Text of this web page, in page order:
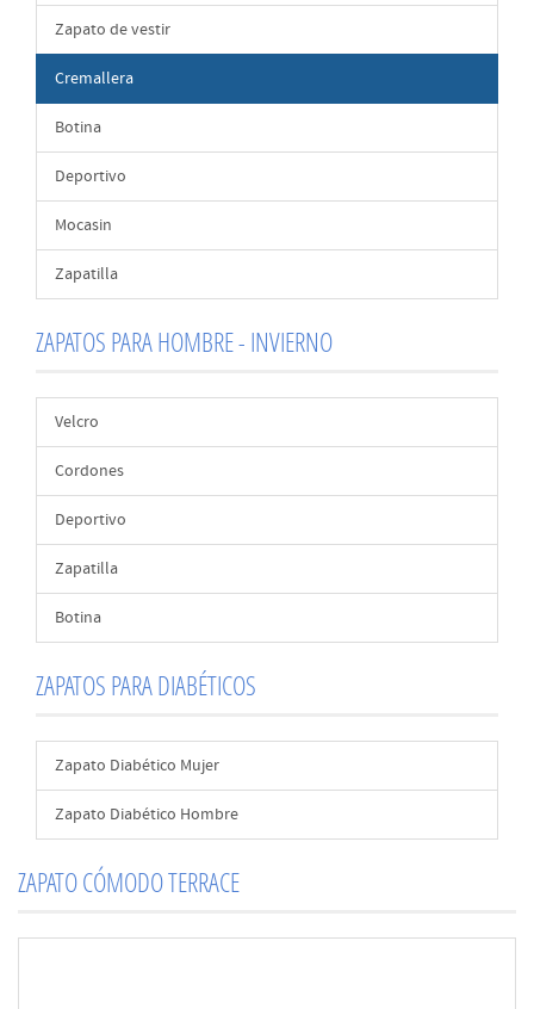
Zapato de vestir
Cremallera
Botina
Deportivo
Mocasin
Zapatilla
ZAPATOS PARA HOMBRE - INVIERNO
Velcro
Cordones
Deportivo
Zapatilla
Botina
ZAPATOS PARA DIABÉTICOS
Zapato Diabético Mujer
Zapato Diabético Hombre
ZAPATO CÓMODO TERRACE